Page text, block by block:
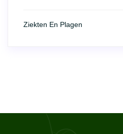
Ziekten En Plagen